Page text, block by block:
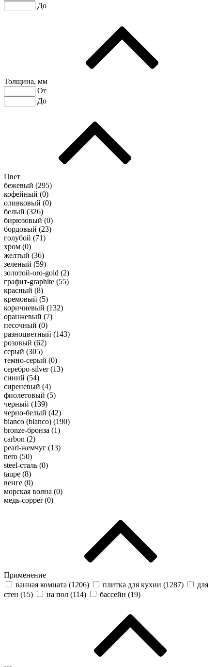
До
Толщина, мм
От
До
Цвет
бежевый (295)
кофейный (0)
оливковый (0)
белый (326)
бирюзовый (0)
бордовый (23)
голубой (71)
хром (0)
желтый (36)
зеленый (59)
золотой-oro-gold (2)
графит-graphite (55)
красный (8)
кремовый (5)
коричневый (132)
оранжевый (7)
песочный (0)
разноцветный (143)
розовый (62)
серый (305)
темно-серый (0)
серебро-silver (13)
синий (54)
сиреневый (4)
фиолетовый (5)
черный (139)
черно-белый (42)
bianco (blanco) (190)
bronze-бронза (1)
carbon (2)
pearl-жемчуг (13)
nero (50)
steel-сталь (0)
taupe (8)
венге (0)
морская волна (0)
медь-copper (0)
Применение
ванная комната (1206) плитка для кухни (1287)
для
стен (15) на пол (114) бассейн (19)